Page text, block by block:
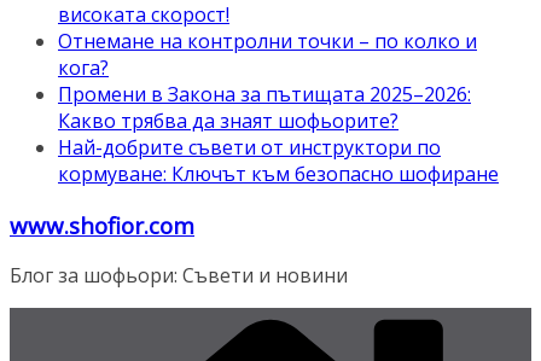
високата скорост!
Отнемане на контролни точки – по колко и
кога?
Промени в Закона за пътищата 2025–2026:
Какво трябва да знаят шофьорите?
Най-добрите съвети от инструктори по
кормуване: Ключът към безопасно шофиране
www.shofior.com
Блог за шофьори: Съвети и новини